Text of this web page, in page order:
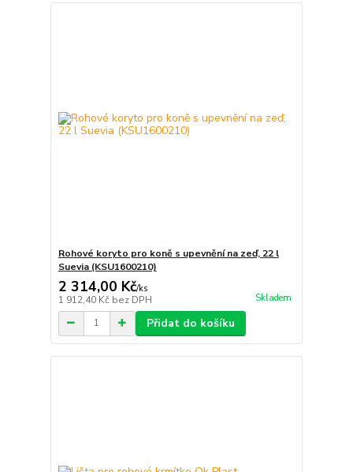
Rohové koryto pro koně s upevnění na zeď, 22 l
Suevia (KSU1600210)
2 314,00 Kč/ks
1 912,40 Kč bez DPH Skladem
Přidat do košíku